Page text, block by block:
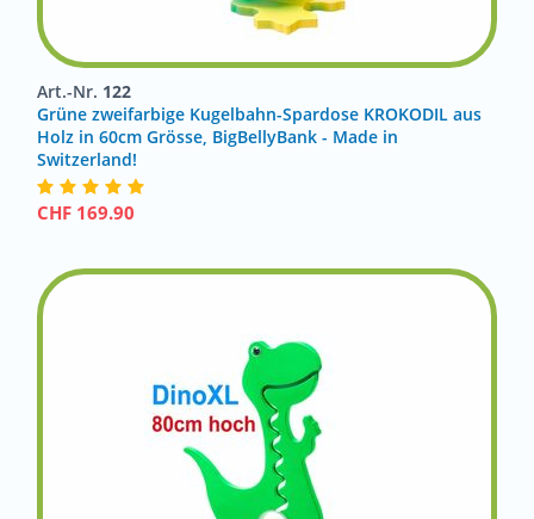
Art.-Nr. 122
Grüne zweifarbige Kugelbahn-Spardose KROKODIL aus
Holz in 60cm Grösse, BigBellyBank - Made in
Switzerland!
CHF 169.90